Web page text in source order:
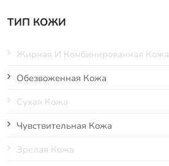
ТИП КОЖИ
Жирная И Комбинированная Кожа
Обезвоженная Кожа
Сухая Кожа
Чувствительная Кожа
Зрелая Кожа